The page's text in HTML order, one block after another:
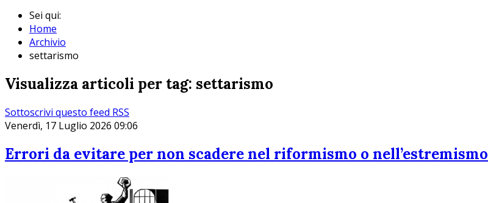
Sei qui:
Home
Archivio
settarismo
Visualizza articoli per tag: settarismo
Sottoscrivi questo feed RSS
Venerdì, 17 Luglio 2026 09:06
Errori da evitare per non scadere nel riformismo o nell’estremismo